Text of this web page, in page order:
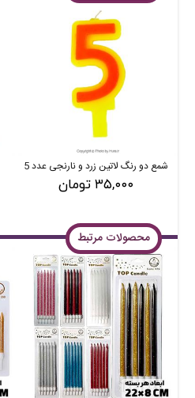
شمع دو رنگ لاتین زرد و نارنجی عدد 5
۳۵,۰۰۰ تومان
محصولات مرتبط